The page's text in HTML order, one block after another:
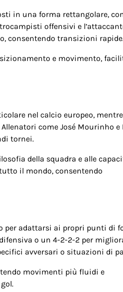
in una forma rettangolare,
offensivi e
consentendo transizioni
e movimento,
nel calcio europeo,
come José Mourinho e
tornei.
della squadra e alle
il mondo, consentendo
per adattarsi ai propri punti di
o un 4-2-2-2 per
avversari o situazioni di
movimenti più fluidi e